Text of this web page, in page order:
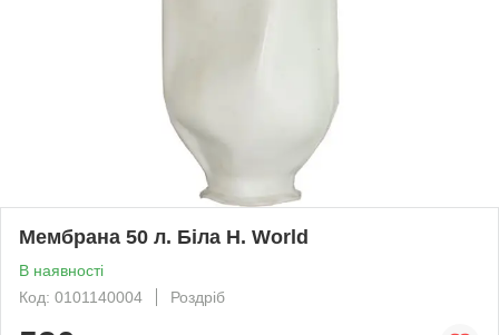
Мембрана 50 л. Біла H. World
В наявності
Код: 0101140004
Роздріб